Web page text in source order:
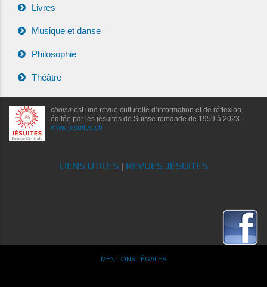
Livres
Musique et danse
Philosophie
Théâtre
choisirest une revue culturelle d’information et de réflexion,
éditée par les jésuites de Suisse romande de 1959 à 2023 -
www.jesuites.ch
LIENS UTILES| REVUES JÉSUITES
MENTIONS LÉGALES